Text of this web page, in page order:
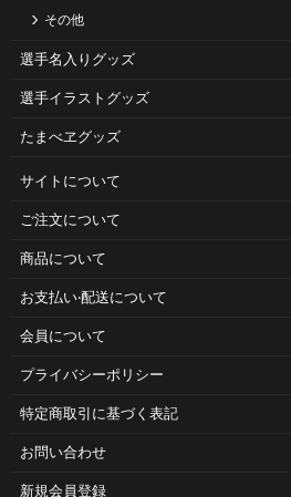
その他
選手名入りグッズ
選手イラストグッズ
たまべヱグッズ
サイトについて
ご注⽂について
商品について
お⽀払い‧配送について
会員について
プライバシーポリシー
特定商取引に基づく表記
お問い合わせ
新規会員登録